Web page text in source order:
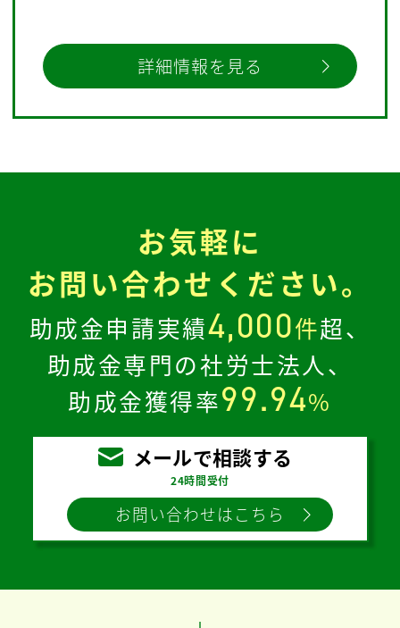
詳細情報を見る
お気軽に
お問い合わせください。
助成金申請実績4,000件超、
助成金専門の社労士法人、
助成金獲得率99.94%
メールで相談する
24時間受付
お問い合わせはこちら